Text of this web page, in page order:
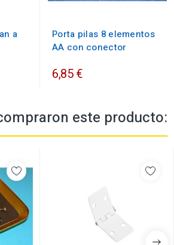
a
Porta pilas 8 elementos
AA con conector
6,85 €
este producto: